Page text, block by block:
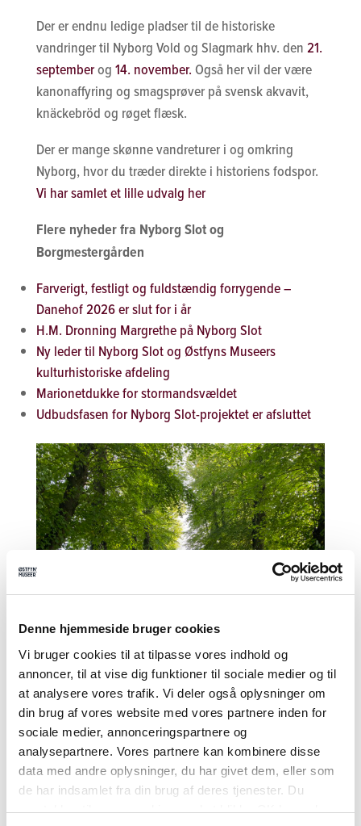
Denne hjemmeside bruger cookies
Vi bruger cookies til at tilpasse vores indhold og
annoncer, til at vise dig funktioner til sociale medier og til
at analysere vores trafik. Vi deler også oplysninger om
din brug af vores website med vores partnere inden for
sociale medier, annonceringspartnere og
analysepartnere. Vores partnere kan kombinere disse
data med andre oplysninger, du har givet dem, eller som
de har indsamlet fra din brug af deres tjenester. Du
samtykker til vores cookies, ved at klikke OK herunder.
Der er endnu ledige pladser til de historiske
vandringer til Nyborg Vold og Slagmark hhv. den 21.
septemberog 14. november. Også her vil der være
kanonaffyring og smagsprøver på svensk akvavit,
knäckebröd og røget flæsk.
Der er mange skønne vandreturer i og omkring
Nyborg, hvor du træder direkte i historiens fodspor.
Vi har samlet et lille udvalg her
Flere nyheder fra Nyborg Slot og
Borgmestergården
Farverigt, festligt og fuldstændig forrygende –
Danehof 2026 er slut for i år
H.M. Dronning Margrethe på Nyborg Slot
Ny leder til Nyborg Slot og Østfyns Museers
kulturhistoriske afdeling
Marionetdukke for stormandsvældet
Udbudsfasen for Nyborg Slot-projektet er afsluttet
Tilmeld nyhedsbrev
Tilmeld dig vores nyhedsbrev og modtag
seneste nyt fra Nyborg Slot